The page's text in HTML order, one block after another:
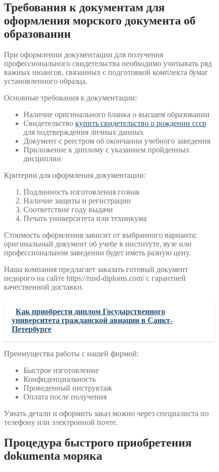
Требования к документам для
оформления морского документа об
образовании
При оформлении документации для получения
профессионального свидетельства необходимо учитывать ряд
важных нюансов, связанных с подготовкой комплекта бумаг
установленного образца.
Основные требования к документации:
Наличие оригинального бланка о высшем образовании
Свидетельство купить свидетельство о рождении ссср
для подтверждения личных данных
Документ с реестром об окончании учебного заведения
Приложение к диплому с указанием пройденных
дисциплин
Критерии для оформления документации:
Подлинность изготовления гознак
Наличие защиты и регистрации
Соответствие году выдачи
Печать университета или техникума
Стоимость оформления зависит от выбранного варианта:
оригинальный документ об учебе в институте, вузе или
профессиональном заведении будет иметь разную цену.
Наша компания предлагает заказать готовый документ
недорого на сайте https://rusd-diploms.com/ с гарантией
качественной доставки.
Как приобрести диплом Государственного
университета гражданской авиации в Санкт-
Петербурге
Преимущества работы с нашей фирмой:
Быстрое изготовление
Конфиденциальность
Проведенный инструктаж
Оплата после получения
Узнать детали и оформить заказ можно через специалиста по
телефону или электронной почте.
Процедура быстрого приобретения
dokumentа моряка